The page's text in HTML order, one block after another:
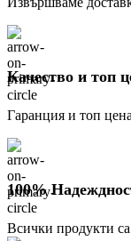
Качество и топ
Гаранция и топ
100%
Всички продукти